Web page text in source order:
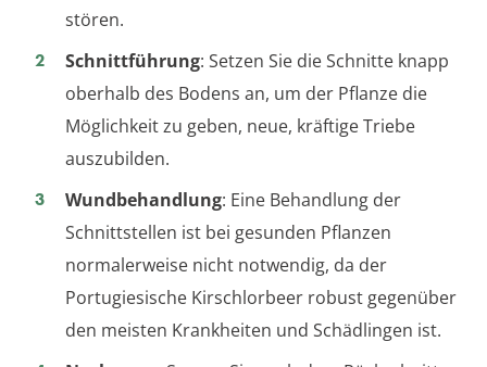
stören.
Schnittführung: Setzen Sie die Schnitte knapp
oberhalb des Bodens an, um der Pflanze die
Möglichkeit zu geben, neue, kräftige Triebe
auszubilden.
Wundbehandlung: Eine Behandlung der
Schnittstellen ist bei gesunden Pflanzen
normalerweise nicht notwendig, da der
Portugiesische Kirschlorbeer robust gegenüber
den meisten Krankheiten und Schädlingen ist.